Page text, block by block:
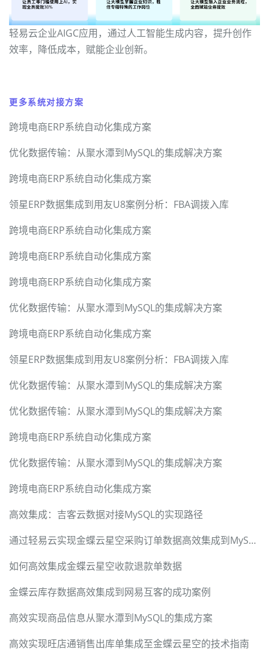
轻易云企业AIGC应用，通过人工智能生成内容，提升创作
效率，降低成本，赋能企业创新。
更多系统对接方案
跨境电商ERP系统自动化集成方案
优化数据传输：从聚水潭到MySQL的集成解决方案
跨境电商ERP系统自动化集成方案
领星ERP数据集成到用友U8案例分析：FBA调拨入库
跨境电商ERP系统自动化集成方案
跨境电商ERP系统自动化集成方案
跨境电商ERP系统自动化集成方案
优化数据传输：从聚水潭到MySQL的集成解决方案
跨境电商ERP系统自动化集成方案
领星ERP数据集成到用友U8案例分析：FBA调拨入库
优化数据传输：从聚水潭到MySQL的集成解决方案
优化数据传输：从聚水潭到MySQL的集成解决方案
跨境电商ERP系统自动化集成方案
优化数据传输：从聚水潭到MySQL的集成解决方案
跨境电商ERP系统自动化集成方案
高效集成：吉客云数据对接MySQL的实现路径
通过轻易云实现金蝶云星空采购订单数据高效集成到MySQL
如何高效集成金蝶云星空收款退款单数据
金蝶云库存数据高效集成到网易互客的成功案例
高效实现商品信息从聚水潭到MySQL的集成方案
高效实现旺店通销售出库单集成至金蝶云星空的技术指南